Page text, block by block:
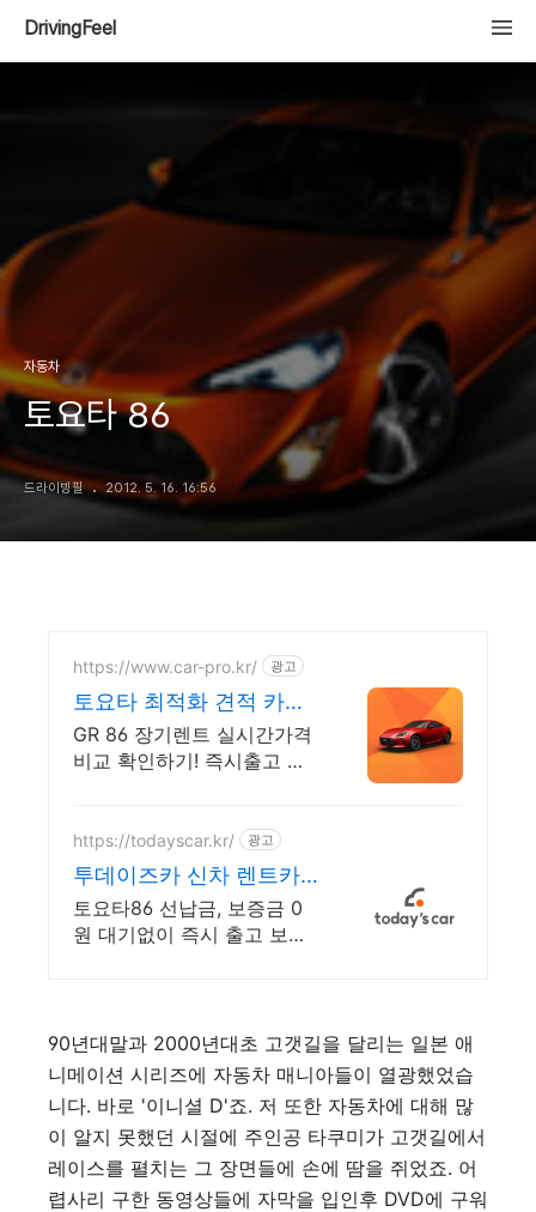
DrivingFeel
자동차
토요타 86
드라이빙필 2012. 5. 16. 16:56
https://www.car-pro.kr/ 광고
토요타 최적화 견적 카베
이 토요타 특가차량 무료
견적
GR 86 장기렌트 실시간가격
비교 확인하기! 즉시출고 차
적가 프로모션 차량 빠른출
고 선점하세요.
https://todayscar.kr/ 광고
투데이즈카 신차 렌트카
신차 장기렌트 특가
토요타86 선납금, 보증금 0
원 대기없이 즉시 출고 보장!
90년대말과 2000년대초 고갯길을 달리는 일본 애
니메이션 시리즈에 자동차 매니아들이 열광했었습
니다. 바로 '이니셜 D'죠. 저 또한 자동차에 대해 많
이 알지 못했던 시절에 주인공 타쿠미가 고갯길에서
레이스를 펼치는 그 장면들에 손에 땀을 쥐었죠. 어
렵사리 구한 동영상들에 자막을 입인후 DVD에 구워